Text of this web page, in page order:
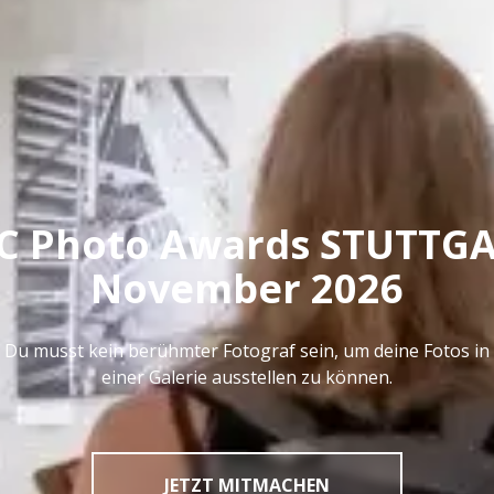
Photo Awards
November 2026
Du musst kein berühmter Fotograf sein, um deine Fotos in
einer Galerie ausstellen zu können.
JETZT MITMACHEN